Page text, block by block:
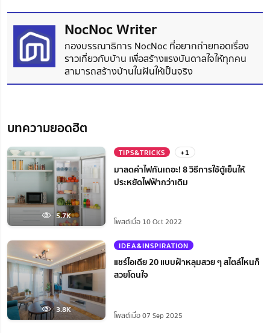
NocNoc Writer
กองบรรณาธิการ NocNoc ที่อยากถ่ายทอดเรื่อง
ราวเกี่ยวกับบ้าน เพื่อสร้างแรงบันดาลใจให้ทุกคน
สามารถสร้างบ้านในฝันให้เป็นจริง
บทความยอดฮิต
5.7K
TIPS&TRICKS +1
มาลดค่าไฟกันเถอะ! 8 วิธีการใช้ตู้เย็นให้
ประหยัดไฟฟ้ากว่าเดิม
โพสต์เมื่อ 10 Oct 2022
3.8K
IDEA&INSPIRATION
แชร์ไอเดีย 20 แบบฝ้าหลุมสวย ๆ สไตล์ไหนก็
สวยโดนใจ
โพสต์เมื่อ 07 Sep 2025